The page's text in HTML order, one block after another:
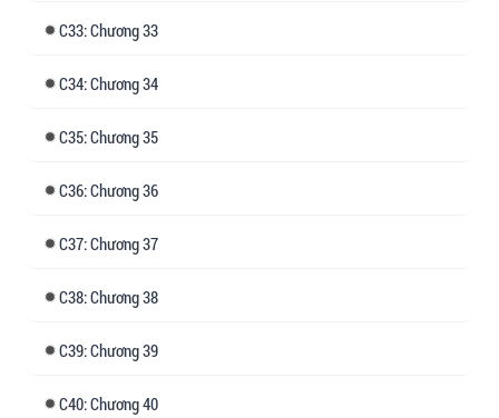
33: Chương 33
34: Chương 34
35: Chương 35
36: Chương 36
37: Chương 37
38: Chương 38
39: Chương 39
40: Chương 40